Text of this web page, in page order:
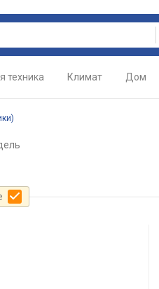
техника Климат Дом